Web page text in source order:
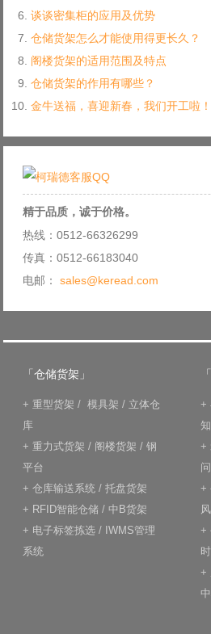
谈谈密集柜的应用及优势
仓储货架怎么才能使用得更长久？
阁楼货架的适用范围及特点
仓储货架的作用有哪些？
金牛送福，喜迎新春，我们开工啦！
精于品质，诚于价格。
热线：0512-66326299
传真：0512-66183040
电邮： sales@keread.com
「仓储货架」
+ 重型货架 / 模具架 / 立体仓
库
+ 重力式货架 / 阁楼货架 / 钢
平台
+ 仓库输送系统 / 托盘货架
+ RFID智能仓储 / 中B货架
+ 电子标签拣选 / IWMS管理
系统
+
+
+
+
+